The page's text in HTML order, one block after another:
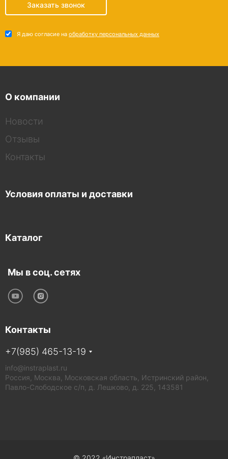
Заказать звонок
Я даю согласие на обработку персональных данных
О компании
Новости
Отзывы
Контакты
Условия оплаты и доставки
Каталог
Мы в соц. сетях
Контакты
+7(985) 465-13-19
info@instraplast.ru
Россия, Москва, Московская область, Истринский район,
Павло-Слободское с/п, д. Лешково, д. 225, 143581